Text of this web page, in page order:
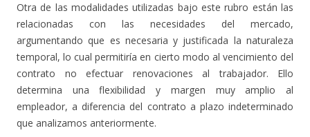
Otra de las modalidades utilizadas bajo este rubro están las
relacionadas con las necesidades del mercado,
argumentando que es necesaria y justificada la naturaleza
temporal, lo cual permitiría en cierto modo al vencimiento del
contrato no efectuar renovaciones al trabajador. Ello
determina una flexibilidad y margen muy amplio al
empleador, a diferencia del contrato a plazo indeterminado
que analizamos anteriormente.